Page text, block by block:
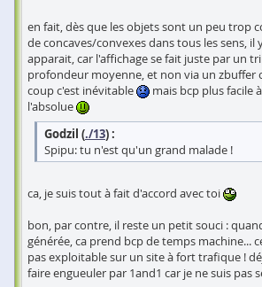
en fait, dès que les objets sont un peu trop
de concaves/convexes dans tous les sens, il
apparait, car l'affichage se fait juste par un
profondeur moyenne, et non via un zbuffer
coup c'est inévitable
mais bcp plus facile
l'absolue
Godzil (./13) :
Spipu: tu n'est qu'un grand malade !
ca, je suis tout à fait d'accord avec toi
bon, par contre, il reste un petit souci :
générée, ca prend bcp de temps machine...
pas exploitable sur un site à fort trafique !
faire engueuler par 1and1 car je ne suis pas